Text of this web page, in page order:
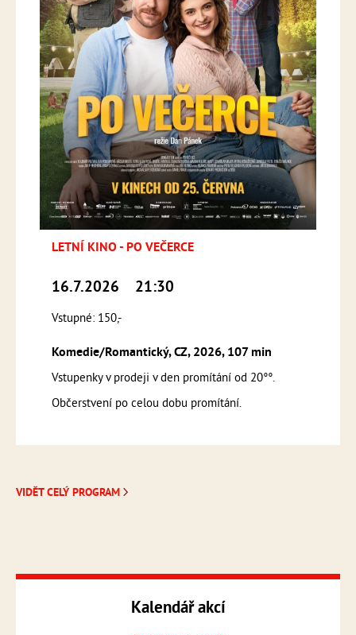
LETNÍ KINO - PO VEČERCE
16.7.2026 21:30
Vstupné: 150,-
Komedie/Romantický, CZ, 2026, 107 min
Vstupenky v prodeji v den promítání od 20°°.
Občerstvení po celou dobu promítání.
VIDĚT CELÝ PROGRAM
Kalendář akcí